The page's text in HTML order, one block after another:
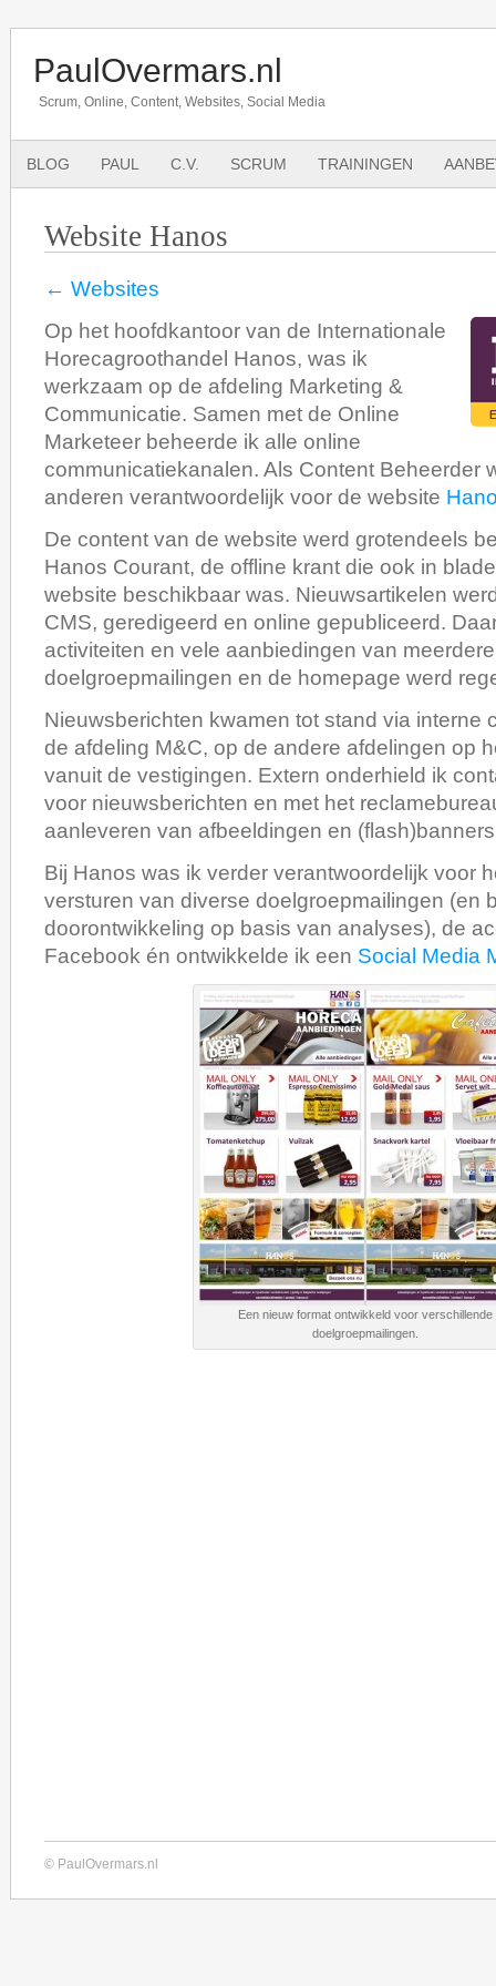
PaulOvermars.nl
Scrum, Online, Content, Websites, Social Media
BLOG PAUL C.V. SCRUM TRAININGEN
Website Hanos
← Websites
Op het hoofdkantoor van de Internationale
Horecagroothandel Hanos, was ik
werkzaam op de afdeling Marketing &
Communicatie. Samen met de Online
Marketeer beheerde ik alle online
communicatiekanalen. Als Content Beheerder
anderen verantwoordelijk voor de website
De content van de website werd grotendeels
Hanos Courant, de offline krant die ook in
website beschikbaar was. Nieuwsartikelen
CMS, geredigeerd en online gepubliceerd.
activiteiten en vele aanbiedingen van meerdere
doelgroepmailingen en de homepage werd
Nieuwsberichten kwamen tot stand via interne
de afdeling M&C, op de andere afdelingen op
vanuit de vestigingen. Extern onderhield ik
voor nieuwsberichten en met het
aanleveren van afbeeldingen en
Bij Hanos was ik verder verantwoordelijk voor
versturen van diverse doelgroepmailingen (en
doorontwikkeling op basis van analyses), de
Facebook én ontwikkelde ik een Social Media
Een nieuw format ontwikkeld voor verschillende
doelgroepmailingen.
© PaulOvermars.nl